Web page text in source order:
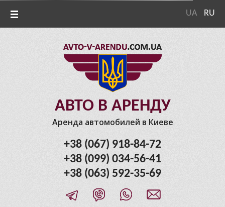
UA RU
АВТО В АРЕНДУ
Аренда автомобилей в Киеве
+38 (067) 918-84-72
+38 (099) 034-56-41
+38 (063) 592-35-69